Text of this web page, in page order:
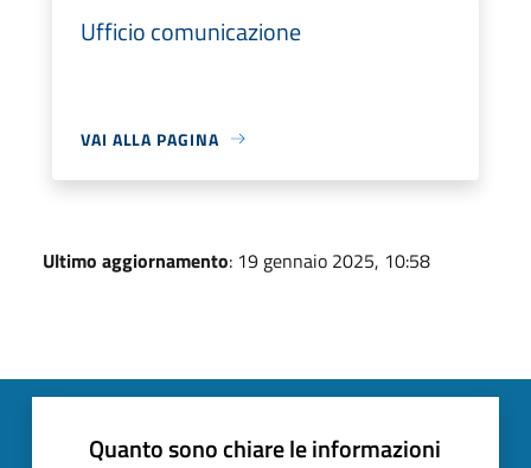
Ufficio comunicazione
VAI ALLA PAGINA
Ultimo aggiornamento: 19 gennaio 2025, 10:58
Quanto sono chiare le informazioni